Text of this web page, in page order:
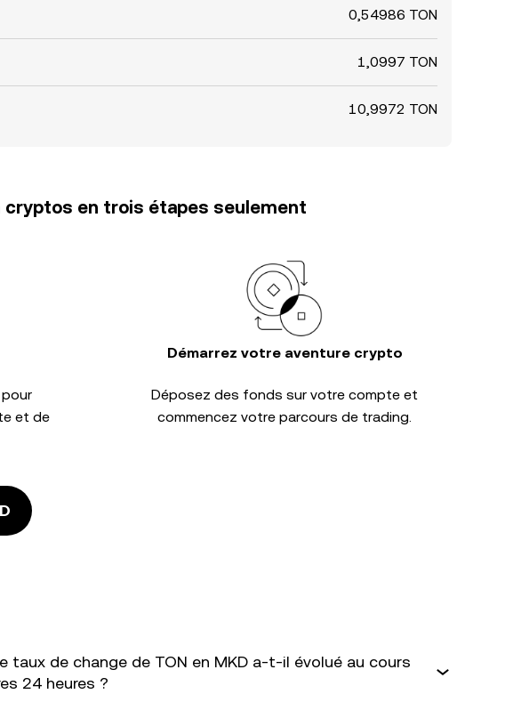
0,54986 TON
1,0997 TON
10,9972 TON
en trois étapes seulement
pour
et de
Démarrez votre aventure crypto
Déposez des fonds sur votre compte et
commencez votre parcours de trading.
taux de change de TON en MKD a-t-il évolué au cours
24 heures ?